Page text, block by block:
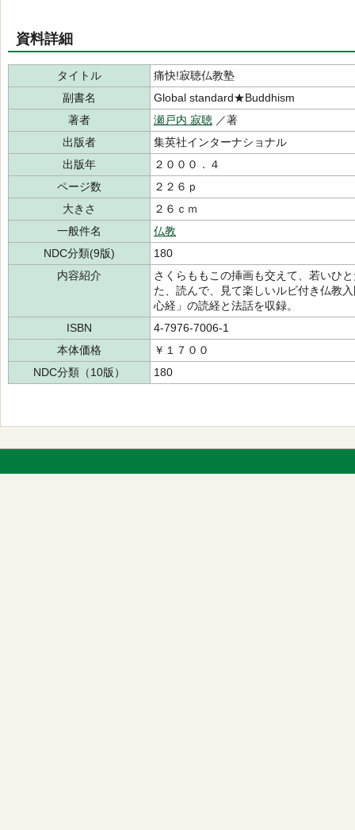
資料詳細
タイトル
痛快!寂聴仏教塾
副書名
Global standard★Buddhism
著者
瀬戸内 寂聴 ／著
出版者
集英社インターナショナル
出版年
２０００．４
ページ数
２２６ｐ
大きさ
２６ｃｍ
一般件名
仏教
NDC分類(9版)
180
内容紹介
さくらももこの挿画も交えて、若いひ
た、読んで、見て楽しいルビ付き仏教
心経」の読経と法話を収録。
ISBN
4-7976-7006-1
本体価格
￥１７００
NDC分類（10版）
180